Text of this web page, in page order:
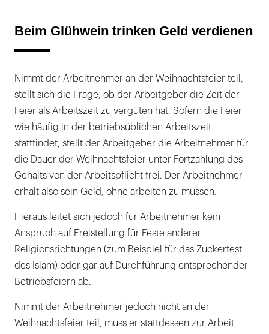
Beim Glühwein trinken Geld verdienen
Nimmt der Arbeitnehmer an der Weihnachtsfeier teil,
stellt sich die Frage, ob der Arbeitgeber die Zeit der
Feier als Arbeitszeit zu vergüten hat. Sofern die Feier
wie häufig in der betriebsüblichen Arbeitszeit
stattfindet, stellt der Arbeitgeber die Arbeitnehmer für
die Dauer der Weihnachtsfeier unter Fortzahlung des
Gehalts von der Arbeitspflicht frei. Der Arbeitnehmer
erhält also sein Geld, ohne arbeiten zu müssen.
Hieraus leitet sich jedoch für Arbeitnehmer kein
Anspruch auf Freistellung für Feste anderer
Religionsrichtungen (zum Beispiel für das Zuckerfest
des Islam) oder gar auf Durchführung entsprechender
Betriebsfeiern ab.
Nimmt der Arbeitnehmer jedoch nicht an der
Weihnachtsfeier teil, muss er stattdessen zur Arbeit